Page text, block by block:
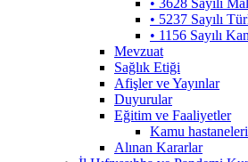
• 5237 Sayılı
• 1156 Sayılı
Mevzuat
Sağlık Etiği
Afişler ve Yayınlar
Duyurular
Eğitim ve Faaliyetler
Kamu
Alınan Kararlar